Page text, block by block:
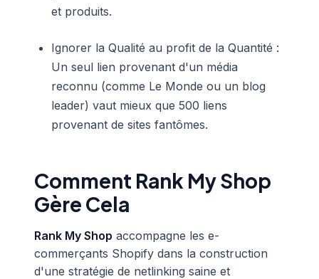
et produits.
Ignorer la Qualité au profit de la Quantité :
Un seul lien provenant d'un média
reconnu (comme Le Monde ou un blog
leader) vaut mieux que 500 liens
provenant de sites fantômes.
Comment Rank My Shop
Gère Cela
Rank My Shop accompagne les e-
commerçants Shopify dans la construction
d'une stratégie de netlinking saine et